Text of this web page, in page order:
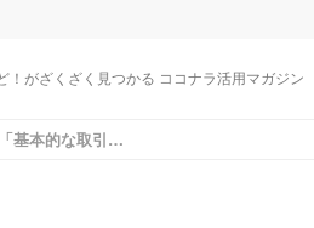
！がざくざく見つかる ココナラ活用マガジン
ナラ活用マガジン
受注前におさえておきたい「基本的な取引の流れ」